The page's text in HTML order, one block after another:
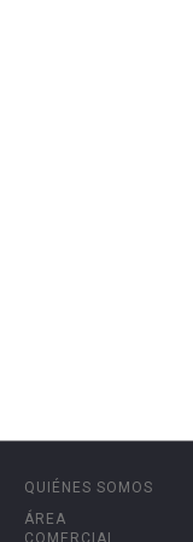
QUIÉNES SOMOS
ÁREA
COMERCIAL